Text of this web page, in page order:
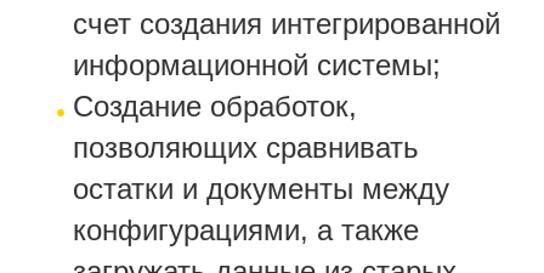
счет создания интегрированной
информационной системы;
Создание обработок,
позволяющих сравнивать
остатки и документы между
конфигурациями, а также